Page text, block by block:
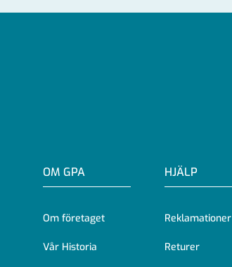
OM GPA
Om företaget
Vår Historia
HJÄLP
Reklamationer
Returer